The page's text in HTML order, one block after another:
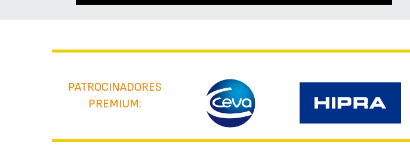
PATROCINADORES
PREMIUM: